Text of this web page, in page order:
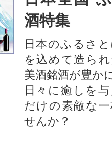
酒特集
日本のふるさ
を込めて造ら
美酒銘酒が豊か
日々に癒しを
だけの素敵な
せんか？